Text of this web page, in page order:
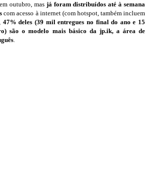
outubro, mas já foram distribuídos até à semana
com acesso à internet (com hotspot, também incluem
47% deles (39 mil entregues no final do ano e 15
são o modelo mais básico da jp.ik, a área de
.